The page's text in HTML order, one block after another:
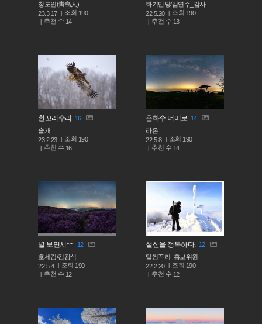
청도인(靑島人)
23.3.17
조회 190
추천 수 14
화기만당/김연수_감사
22.5.20
조회 190
추천 수 13
흰꼬리수리
16
솔개
23.2.23
조회 190
추천 수 16
은하수 너머로 14
라온
22.5.8
조회 190
추천 수 14
별 보면서~~ 12
호세김/김광식
22.5.4
조회 190
추천 수 12
설산을 정복하다. 12
말썽꾸리_홍보위원
22.2.20
조회 190
추천 수 12